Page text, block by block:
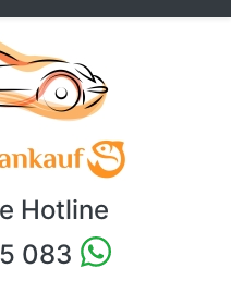
Hotline
083